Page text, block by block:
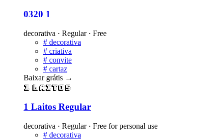
0320 1
decorativa · Regular · Free
# decorativa
# criativa
# convite
# cartaz
Baixar grátis →
1 Laitos
1 Laitos Regular
decorativa · Regular · Free for personal use
# decorativa